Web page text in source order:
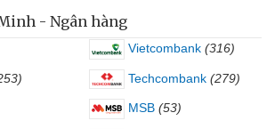
- Ngân hàng
Vietcombank (316)
Techcombank (279)
MSB (53)